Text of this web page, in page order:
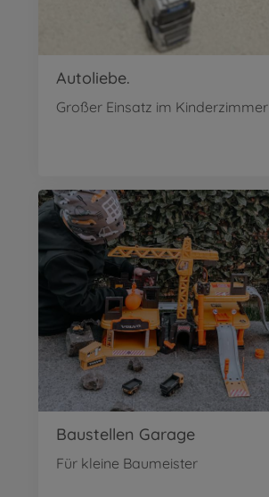
Autoliebe.
Großer Einsatz im Kinderzimmer
Baustellen Garage
Für kleine Baumeister